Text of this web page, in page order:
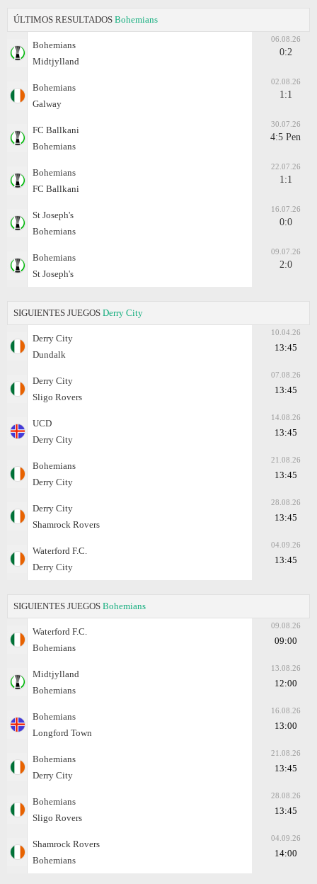
ÚLTIMOS RESULTADOS Bohemians
Bohemians
Midtjylland
06.08.26
0:2
Bohemians
Galway
02.08.26
1:1
FC Ballkani
Bohemians
30.07.26
4:5 Pen
Bohemians
FC Ballkani
22.07.26
1:1
St Joseph's
Bohemians
16.07.26
0:0
Bohemians
St Joseph's
09.07.26
2:0
SIGUIENTES JUEGOS Derry City
Derry City
Dundalk
10.04.26
13:45
Derry City
Sligo Rovers
07.08.26
13:45
UCD
Derry City
14.08.26
13:45
Bohemians
Derry City
21.08.26
13:45
Derry City
Shamrock Rovers
28.08.26
13:45
Waterford F.C.
Derry City
04.09.26
13:45
SIGUIENTES JUEGOS Bohemians
Waterford F.C.
Bohemians
09.08.26
09:00
Midtjylland
Bohemians
13.08.26
12:00
Bohemians
Longford Town
16.08.26
13:00
Bohemians
Derry City
21.08.26
13:45
Bohemians
Sligo Rovers
28.08.26
13:45
Shamrock Rovers
Bohemians
04.09.26
14:00